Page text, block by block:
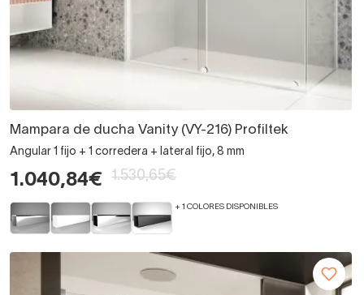
Mampara de ducha Vanity (VY-216) Profiltek
Angular 1 fijo + 1 corredera + lateral fijo, 8 mm
1.040,84€ 1.530,65€
+ 1 COLORES DISPONIBLES